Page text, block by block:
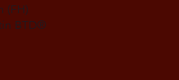
(FH)
BTD®